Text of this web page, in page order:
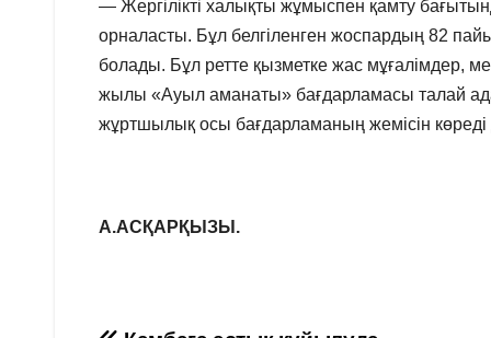
— Жергілікті халықты жұмыспен қамту
орналасты. Бұл белгіленген жоспардың 82
болады. Бұл ретте қызметке жас мұғалімдер,
жылы «Ауыл аманаты» бағдарламасы талай
жұртшылық осы бағдарламаның жемісін
А.АСҚАРҚЫЗЫ.